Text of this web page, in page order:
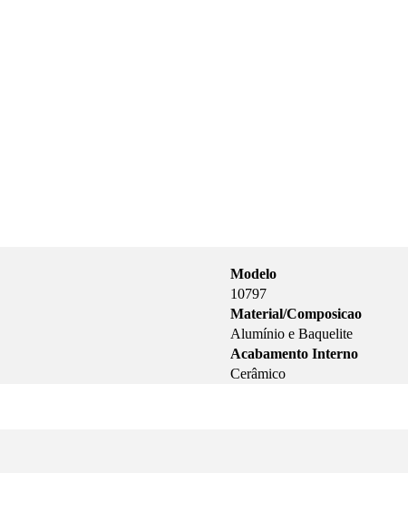
Modelo
10797
Material/Composicao
Alumínio e Baquelite
Acabamento Interno
Cerâmico